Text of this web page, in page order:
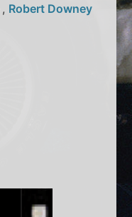
, Robert Downey